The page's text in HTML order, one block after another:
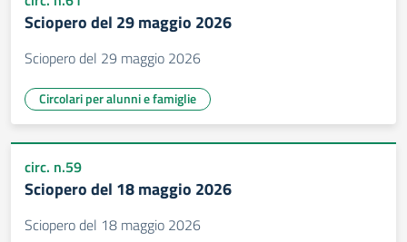
Sciopero del 29 maggio 2026
Sciopero del 29 maggio 2026
Circolari per alunni e famiglie
circ. n.59
Sciopero del 18 maggio 2026
Sciopero del 18 maggio 2026